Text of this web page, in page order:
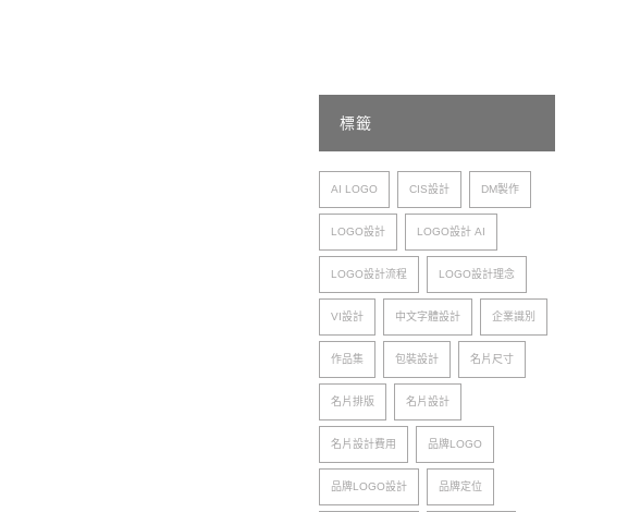
標籤
AI LOGO CIS設計 DM製作
LOGO設計 LOGO設計 AI
LOGO設計流程 LOGO設計理念
VI設計 中文字體設計 企業識別
作品集 包裝設計 名片尺寸
名片排版 名片設計
名片設計費用 品牌LOGO
品牌LOGO設計 品牌定位